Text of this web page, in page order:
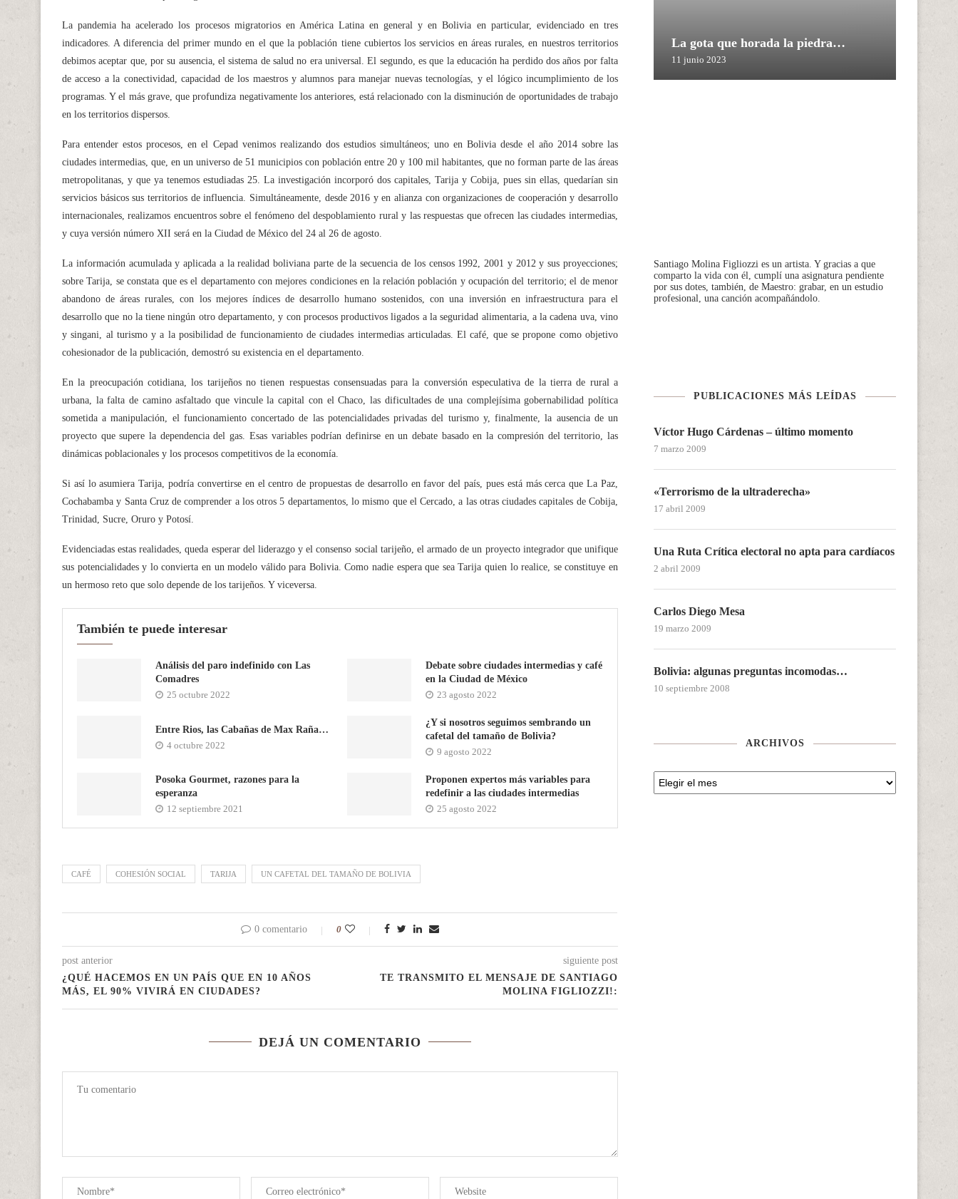
La pandemia ha acelerado los procesos migratorios en América Latina en general y en Bolivia en particular, evidenciado en tres
indicadores. A diferencia del primer mundo en el que la población tiene cubiertos los servicios en áreas rurales, en nuestros territorios
debimos aceptar que, por su ausencia, el sistema de salud no era universal. El segundo, es que la educación ha perdido dos años por falta
de acceso a la conectividad, capacidad de los maestros y alumnos para manejar nuevas tecnologías, y el lógico incumplimiento de los
programas. Y el más grave, que profundiza negativamente los anteriores, está relacionado con la disminución de oportunidades de trabajo
en los territorios dispersos.
Para entender estos procesos, en el Cepad venimos realizando dos estudios simultáneos; uno en Bolivia desde el año 2014 sobre las
ciudades intermedias, que, en un universo de 51 municipios con población entre 20 y 100 mil habitantes, que no forman parte de las áreas
metropolitanas, y que ya tenemos estudiadas 25. La investigación incorporó dos capitales, Tarija y Cobija, pues sin ellas, quedarían sin
servicios básicos sus territorios de influencia. Simultáneamente, desde 2016 y en alianza con organizaciones de cooperación y desarrollo
internacionales, realizamos encuentros sobre el fenómeno del despoblamiento rural y las respuestas que ofrecen las ciudades intermedias,
y cuya versión número XII será en la Ciudad de México del 24 al 26 de agosto.
La información acumulada y aplicada a la realidad boliviana parte de la secuencia de los censos 1992, 2001 y 2012 y sus proyecciones;
sobre Tarija, se constata que es el departamento con mejores condiciones en la relación población y ocupación del territorio; el de menor
abandono de áreas rurales, con los mejores índices de desarrollo humano sostenidos, con una inversión en infraestructura para el
desarrollo que no la tiene ningún otro departamento, y con procesos productivos ligados a la seguridad alimentaria, a la cadena uva, vino
y singani, al turismo y a la posibilidad de funcionamiento de ciudades intermedias articuladas. El café, que se propone como objetivo
cohesionador de la publicación, demostró su existencia en el departamento.
En la preocupación cotidiana, los tarijeños no tienen respuestas consensuadas para la conversión especulativa de la tierra de rural a
urbana, la falta de camino asfaltado que vincule la capital con el Chaco, las dificultades de una complejísima gobernabilidad política
sometida a manipulación, el funcionamiento concertado de las potencialidades privadas del turismo y, finalmente, la ausencia de un
proyecto que supere la dependencia del gas. Esas variables podrían definirse en un debate basado en la compresión del territorio, las
dinámicas poblacionales y los procesos competitivos de la economía.
Si así lo asumiera Tarija, podría convertirse en el centro de propuestas de desarrollo en favor del país, pues está más cerca que La Paz,
Cochabamba y Santa Cruz de comprender a los otros 5 departamentos, lo mismo que el Cercado, a las otras ciudades capitales de Cobija,
Trinidad, Sucre, Oruro y Potosí.
Evidenciadas estas realidades, queda esperar del liderazgo y el consenso social tarijeño, el armado de un proyecto integrador que unifique
sus potencialidades y lo convierta en un modelo válido para Bolivia. Como nadie espera que sea Tarija quien lo realice, se constituye en
un hermoso reto que solo depende de los tarijeños. Y viceversa.
También te puede interesar
Análisis del paro indefinido con Las
Comadres
25 octubre 2022
Debate sobre ciudades intermedias y café
en la Ciudad de México
23 agosto 2022
Entre Rios, las Cabañas de Max Raña…
4 octubre 2022
¿Y si nosotros seguimos sembrando un
cafetal del tamaño de Bolivia?
9 agosto 2022
Posoka Gourmet, razones para la
esperanza
12 septiembre 2021
Proponen expertos más variables para
redefinir a las ciudades intermedias
25 agosto 2022
CAFÉ COHESIÓN SOCIAL TARIJA UN CAFETAL DEL TAMAÑO DE BOLIVIA
0 comentario 0
post anterior
¿QUÉ HACEMOS EN UN PAÍS QUE EN 10 AÑOS
MÁS, EL 90% VIVIRÁ EN CIUDADES?
siguiente post
TE TRANSMITO EL MENSAJE DE SANTIAGO
MOLINA FIGLIOZZI!:
DEJÁ UN COMENTARIO
La gota que horada la piedra…
11 junio 2023
Santiago Molina Figliozzi es un artista. Y gracias a que
comparto la vida con él, cumplí una asignatura pendiente
por sus dotes, también, de Maestro: grabar, en un estudio
profesional, una canción acompañándolo.
PUBLICACIONES MÁS LEÍDAS
Víctor Hugo Cárdenas – último momento
7 marzo 2009
«Terrorismo de la ultraderecha»
17 abril 2009
Una Ruta Crítica electoral no apta para cardíacos
2 abril 2009
Carlos Diego Mesa
19 marzo 2009
Bolivia: algunas preguntas incomodas…
10 septiembre 2008
ARCHIVOS